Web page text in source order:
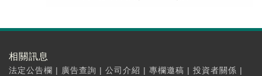
相關訊息
法定公告欄 | 廣告查詢 | 公司介紹 | 專欄邀稿 | 投資者關係 |